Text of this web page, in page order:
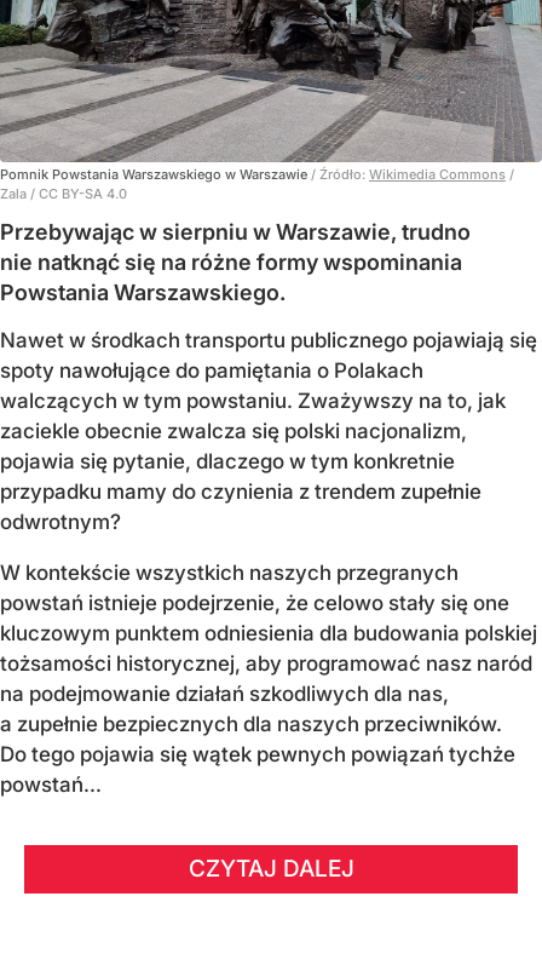
Pomnik Powstania Warszawskiego w Warszawie / Źródło: Wikimedia Commons /
Zala / CC BY-SA 4.0
Przebywając w sierpniu w Warszawie, trudno
nie natknąć się na różne formy wspominania
Powstania Warszawskiego.
Nawet w środkach transportu publicznego pojawiają się
spoty nawołujące do pamiętania o Polakach
walczących w tym powstaniu. Zważywszy na to, jak
zaciekle obecnie zwalcza się polski nacjonalizm,
pojawia się pytanie, dlaczego w tym konkretnie
przypadku mamy do czynienia z trendem zupełnie
odwrotnym?
W kontekście wszystkich naszych przegranych
powstań istnieje podejrzenie, że celowo stały się one
kluczowym punktem odniesienia dla budowania polskiej
tożsamości historycznej, aby programować nasz naród
na podejmowanie działań szkodliwych dla nas,
a zupełnie bezpiecznych dla naszych przeciwników.
Do tego pojawia się wątek pewnych powiązań tychże
powstań...
CZYTAJ DALEJ